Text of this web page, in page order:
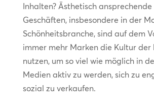
Inhalten? Ästhetisch
Geschäften, insbesondere in der
Schönheitsbranche, sind auf dem
immer mehr Marken die Kultur der
nutzen, um so viel wie möglich in
Medien aktiv zu werden, sich zu
sozial zu verkaufen.